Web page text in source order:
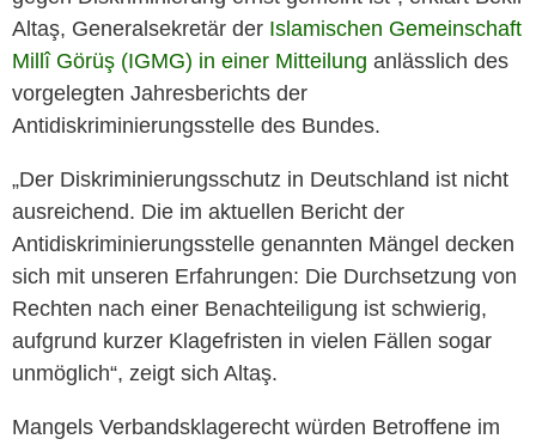
Altaş, Generalsekretär der Islamischen Gemeinschaft
Millî Görüş (IGMG) in einer Mitteilung anlässlich des
vorgelegten Jahresberichts der
Antidiskriminierungsstelle des Bundes.
„Der Diskriminierungsschutz in Deutschland ist nicht
ausreichend. Die im aktuellen Bericht der
Antidiskriminierungsstelle genannten Mängel decken
sich mit unseren Erfahrungen: Die Durchsetzung von
Rechten nach einer Benachteiligung ist schwierig,
aufgrund kurzer Klagefristen in vielen Fällen sogar
unmöglich“, zeigt sich Altaş.
Mangels Verbandsklagerecht würden Betroffene im